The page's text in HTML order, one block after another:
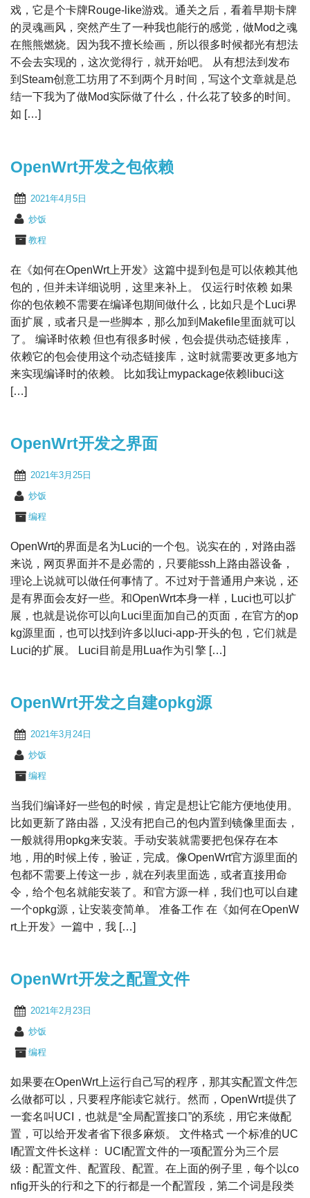
戏，它是个卡牌Rouge-like游戏。通关之后，看着早期卡牌
的灵魂画风，突然产生了一种我也能行的感觉，做Mod之魂
在熊熊燃烧。因为我不擅长绘画，所以很多时候都光有想法
不会去实现的，这次觉得行，就开始吧。 从有想法到发布
到Steam创意工坊用了不到两个月时间，写这个文章就是总
结一下我为了做Mod实际做了什么，什么花了较多的时间。
如 […]
OpenWrt开发之包依赖
2021年4月5日
炒饭
教程
在《如何在OpenWrt上开发》这篇中提到包是可以依赖其他
包的，但并未详细说明，这里来补上。 仅运行时依赖 如果
你的包依赖不需要在编译包期间做什么，比如只是个Luci界
面扩展，或者只是一些脚本，那么加到Makefile里面就可以
了。 编译时依赖 但也有很多时候，包会提供动态链接库，
依赖它的包会使用这个动态链接库，这时就需要改更多地方
来实现编译时的依赖。 比如我让mypackage依赖libuci这
[…]
OpenWrt开发之界面
2021年3月25日
炒饭
编程
OpenWrt的界面是名为Luci的一个包。说实在的，对路由器
来说，网页界面并不是必需的，只要能ssh上路由器设备，
理论上说就可以做任何事情了。不过对于普通用户来说，还
是有界面会友好一些。和OpenWrt本身一样，Luci也可以扩
展，也就是说你可以向Luci里面加自己的页面，在官方的op
kg源里面，也可以找到许多以luci-app-开头的包，它们就是
Luci的扩展。 Luci目前是用Lua作为引擎 […]
OpenWrt开发之自建opkg源
2021年3月24日
炒饭
编程
当我们编译好一些包的时候，肯定是想让它能方便地使用。
比如更新了路由器，又没有把自己的包内置到镜像里面去，
一般就得用opkg来安装。手动安装就需要把包保存在本
地，用的时候上传，验证，完成。像OpenWrt官方源里面的
包都不需要上传这一步，就在列表里面选，或者直接用命
令，给个包名就能安装了。和官方源一样，我们也可以自建
一个opkg源，让安装变简单。 准备工作 在《如何在OpenW
rt上开发》一篇中，我 […]
OpenWrt开发之配置文件
2021年2月23日
炒饭
编程
如果要在OpenWrt上运行自己写的程序，那其实配置文件怎
么做都可以，只要程序能读它就行。然而，OpenWrt提供了
一套名叫UCI，也就是“全局配置接口”的系统，用它来做配
置，可以给开发者省下很多麻烦。 文件格式 一个标准的UC
I配置文件长这样： UCI配置文件的一项配置分为三个层
级：配置文件、配置段、配置。在上面的例子里，每个以co
nfig开头的行和之下的行都是一个配置段，第二个词是段类